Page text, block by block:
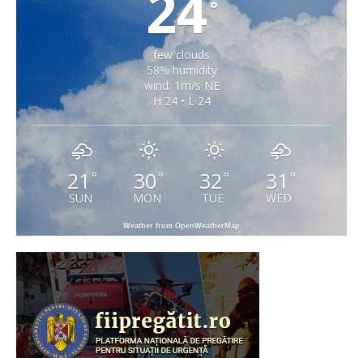
°
few clouds
58% humidity
wind: 1m/s NE
H 24 • L 24
21°
SUN
30 °
MON
32 °
TUE
31 °
WED
Weather from OpenWeatherMap